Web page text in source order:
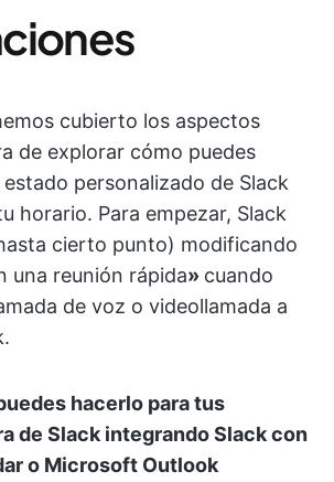
cubierto los aspectos
de explorar cómo puedes
personalizado de Slack
horario. Para empezar, Slack
cierto punto) modificando
una reunión rápida» cuando
de voz o videollamada a
hacerlo para tus
de Slack integrando Slack con
o Microsoft Outlook